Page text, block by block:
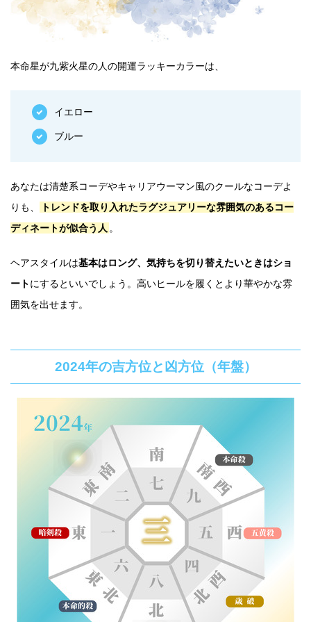
本命星が九紫火星の人の開運ラッキーカラーは、
イエロー
ブルー
あなたは清楚系コーデやキャリアウーマン風のクールなコーデよ
りも、
トレンドを取り入れたラグジュアリーな雰囲気のあるコー
ディネートが似合う人 。
ヘアスタイルは基本はロング、気持ちを切り替えたいときはショ
ートにするといいでしょう。高いヒールを履くとより華やかな雰
囲気を出せます。
2024年の吉方位と凶方位（年盤）